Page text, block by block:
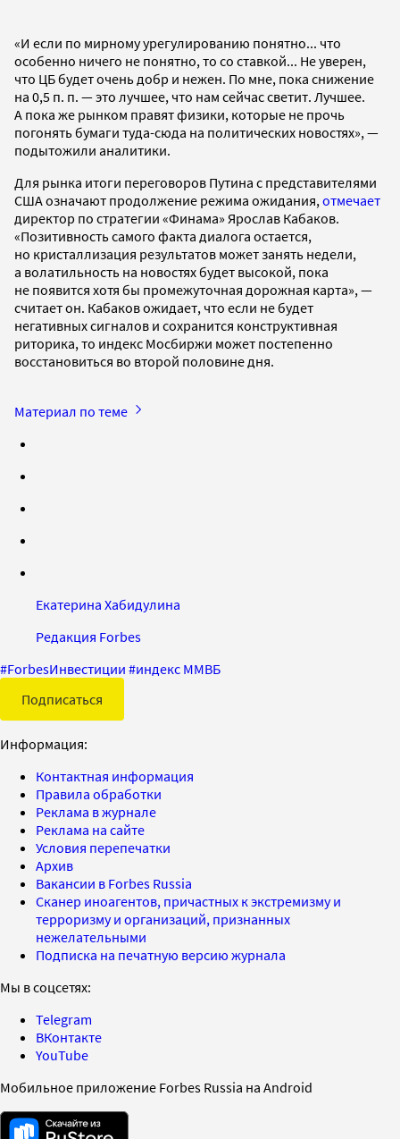
«И если по мирному урегулированию понятно... что
особенно ничего не понятно, то со ставкой... Не уверен,
что ЦБ будет очень добр и нежен. По мне, пока снижение
на 0,5 п. п. — это лучшее, что нам сейчас светит. Лучшее.
А пока же рынком правят физики, которые не прочь
погонять бумаги туда-сюда на политических новостях», —
подытожили аналитики.
Для рынка итоги переговоров Путина с представителями
США означают продолжение режима ожидания, отмечает
директор по стратегии «Финама» Ярослав Кабаков.
«Позитивность самого факта диалога остается,
но кристаллизация результатов может занять недели,
а волатильность на новостях будет высокой, пока
не появится хотя бы промежуточная дорожная карта», —
считает он. Кабаков ожидает, что если не будет
негативных сигналов и сохранится конструктивная
риторика, то индекс Мосбиржи может постепенно
восстановиться во второй половине дня.
Материал по теме
Екатерина Хабидулина
Редакция Forbes
#ForbesИнвестиции #индекс ММВБ
Подписаться
Информация:
Контактная информация
Правила обработки
Реклама в журнале
Реклама на сайте
Условия перепечатки
Архив
Вакансии в Forbes Russia
Сканер иноагентов, причастных к экстремизму и
терроризму и организаций, признанных
нежелательными
Подписка на печатную версию журнала
Мы в соцсетях:
Telegram
ВКонтакте
YouTube
Мобильное приложение Forbes Russia на Android